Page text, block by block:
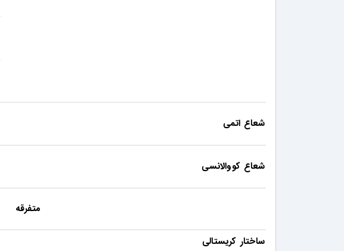
شعاع اتمی
شعاع کووالانسی
متفرقه
ساختار کریستالی